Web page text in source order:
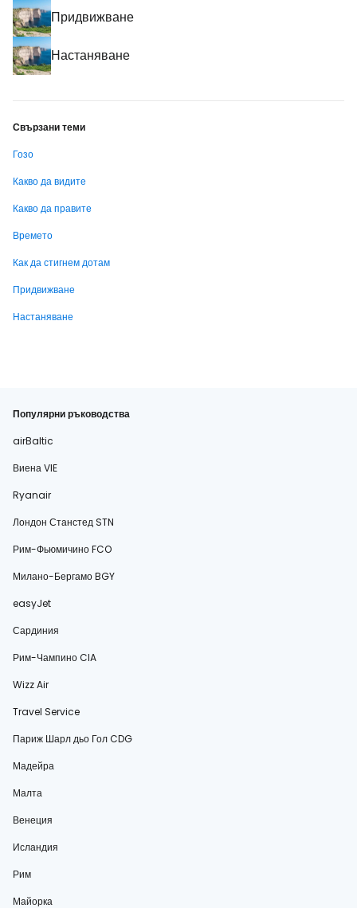
Придвижване
Настаняване
Свързани теми
Гозо
Какво да видите
Какво да правите
Времето
Как да стигнем дотам
Придвижване
Настаняване
Популярни ръководства
airBaltic
Виена VIE
Ryanair
Лондон Станстед STN
Рим-Фьюмичино FCO
Милано-Бергамо BGY
easyJet
Сардиния
Рим-Чампино CIA
Wizz Air
Travel Service
Париж Шарл дьо Гол CDG
Мадейра
Малта
Венеция
Исландия
Рим
Майорка